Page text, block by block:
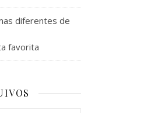
diferentes de
favorita